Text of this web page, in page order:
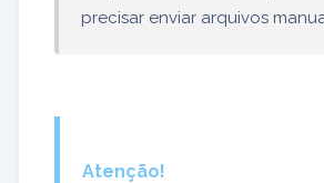
precisar enviar arquivos
Atenção!